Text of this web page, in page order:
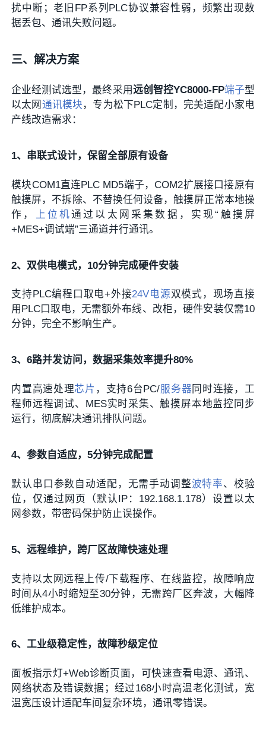
扰中断；老旧FP系列PLC协议兼容性弱，频繁出现数
据丢包、通讯失败问题。
三、解决方案
企业经测试选型，最终采用远创智控YC8000-FP端子型
以太网 通讯模块 ，专为松下PLC定制，完美适配小家电
产线改造需求：
1、串联式设计，保留全部原有设备
模块COM1直连PLC MD5端子，COM2扩展接口接原有
触摸屏，不拆除、不替换任何设备，触摸屏正常本地操
作，
上位机通过以太网采集数据，实现“触摸屏
+MES+调试端”三通道并行通讯。
2、双供电模式，10分钟完成硬件安装
支持PLC编程口取电+外接24V电源双模式，现场直接
用PLC口取电，无需额外布线、改柜，硬件安装仅需10
分钟，完全不影响生产。
3、6路并发访问，数据采集效率提升80%
内置高速处理芯片 ，支持6台PC/服务器 同时连接，工
程师远程调试、MES实时采集、触摸屏本地监控同步
运行，彻底解决通讯排队问题。
4、参数自适应，5分钟完成配置
默认串口参数自动适配，无需手动调整波特率、校验
位，仅通过网页（默认IP：192.168.1.178）设置以太
网参数，带密码保护防止误操作。
5、远程维护，跨厂区故障快速处理
支持以太网远程上传/下载程序、在线监控，故障响应
时间从4小时缩短至30分钟，无需跨厂区奔波，大幅降
低维护成本。
6、工业级稳定性，故障秒级定位
面板指示灯+Web诊断页面，可快速查看电源、通讯、
网络状态及错误数据；经过168小时高温老化测试，宽
温宽压设计适配车间复杂环境，通讯零错误。